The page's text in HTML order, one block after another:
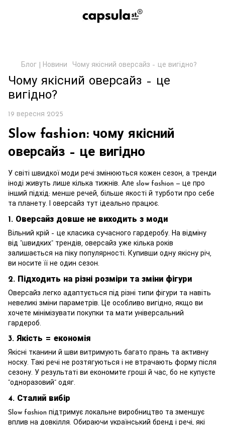
Блог | Новини Чому якісний оверсайз – це вигідно?
Чому якісний оверсайз – це
вигідно?
19 вересня 2025
Slow fashion: чому якісний
оверсайз – це вигідно
У світі швидкої моди речі змінюються кожен сезон, а тренди
іноді живуть лише кілька тижнів. Але slow fashion — це про
інший підхід: менше речей, більше якості й турботи про себе
та планету. І оверсайз тут ідеально працює.
1. Оверсайз довше не виходить з моди
Вільний крій – це класика сучасного гардеробу. На відміну
від “швидких” трендів, оверсайз уже кілька років
залишається на піку популярності. Купивши одну якісну річ,
ви носите її не один сезон.
2. Підходить на різні розміри та зміни фігури
Оверсайз легко адаптується під різні типи фігури та навіть
невеликі зміни параметрів. Це особливо вигідно, якщо ви
хочете мінімізувати покупки та мати універсальний
гардероб.
3. Якість = економія
Якісні тканини й шви витримують багато прань та активну
носку. Такі речі не розтягуються і не втрачають форму після
сезону. У результаті ви економите гроші й час, бо не купуєте
“одноразовий” одяг.
4. Сталий вибір
Slow fashion підтримує локальне виробництво та зменшує
вплив на довкілля. Обираючи український бренд і речі, які